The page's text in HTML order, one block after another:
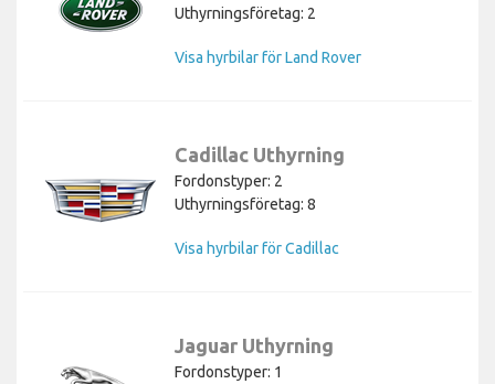
Uthyrningsföretag: 2
Visa hyrbilar för Land Rover
Cadillac Uthyrning
Fordonstyper: 2
Uthyrningsföretag: 8
Visa hyrbilar för Cadillac
Jaguar Uthyrning
Fordonstyper: 1